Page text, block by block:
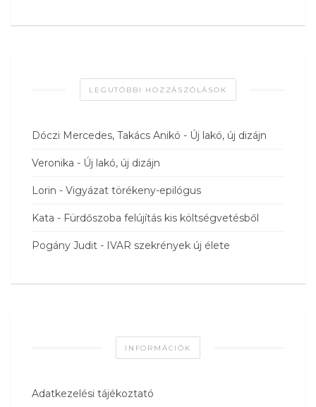
LEGUTÓBBI HOZZÁSZÓLÁSOK
Dóczi Mercedes, Takács Anikó - Új lakó, új dizájn
Veronika - Új lakó, új dizájn
Lorin - Vigyázat törékeny-epilógus
Kata - Fürdőszoba felújítás kis költségvetésből
Pogány Judit - IVAR szekrények új élete
INFORMÁCIÓK
Adatkezelési tájékoztató